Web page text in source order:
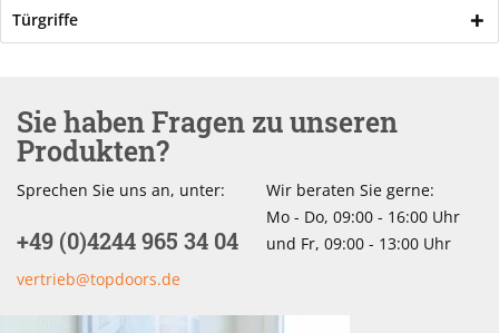
Türgriffe
Sie haben Fragen zu unseren
Produkten?
Sprechen Sie uns an, unter:
+49 (0)4244 965 34 04
vertrieb@topdoors.de
Wir beraten Sie gerne:
Mo - Do, 09:00 - 16:00 Uhr
und Fr, 09:00 - 13:00 Uhr